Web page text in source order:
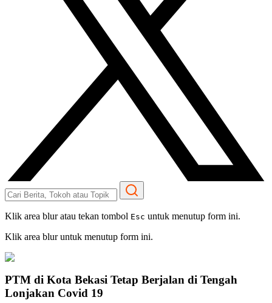
Klik area blur atau tekan tombol Esc untuk menutup form ini.
Klik area blur untuk menutup form ini.
PTM di Kota Bekasi Tetap Berjalan di Tengah
Lonjakan Covid 19